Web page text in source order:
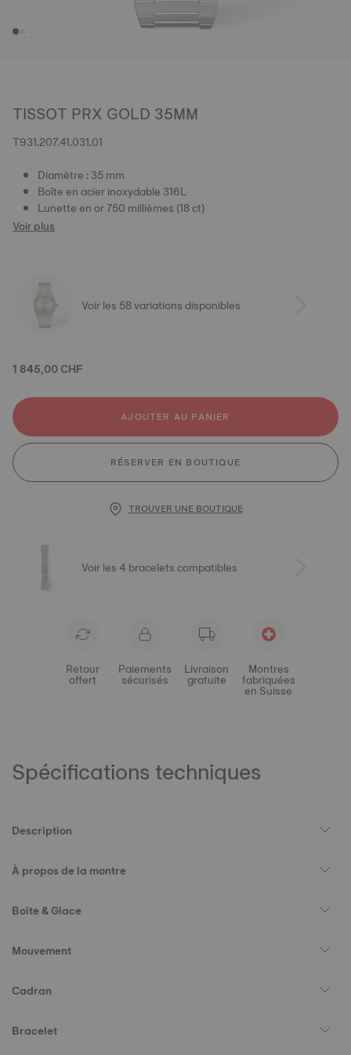
TISSOT PRX GOLD 35MM
T931.207.41.031.01
Diamètre : 35 mm
Boîte en acier inoxydable 316L
Lunette en or 750 millièmes (18 ct)
Voir plus
Voir les 58 variations disponibles
1 845,00 CHF
AJOUTER AU PANIER
RÉSERVER EN BOUTIQUE
TROUVER UNE BOUTIQUE
Voir les 4 bracelets compatibles
Retour
offert
Paiements
sécurisés
Livraison
gratuite
Montres
fabriquées
en Suisse
Spécifications techniques
Description
À propos de la montre
Boîte & Glace
Mouvement
Cadran
Bracelet